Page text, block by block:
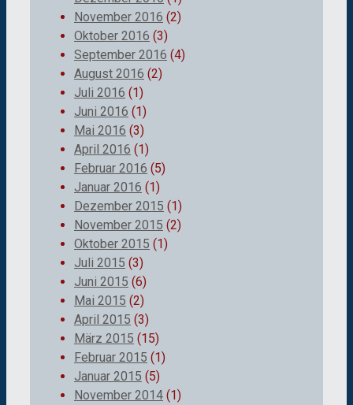
November 2016 (2)
Oktober 2016 (3)
September 2016 (4)
August 2016 (2)
Juli 2016 (1)
Juni 2016 (1)
Mai 2016 (3)
April 2016 (1)
Februar 2016 (5)
Januar 2016 (1)
Dezember 2015 (1)
November 2015 (2)
Oktober 2015 (1)
Juli 2015 (3)
Juni 2015 (6)
Mai 2015 (2)
April 2015 (3)
März 2015 (15)
Februar 2015 (1)
Januar 2015 (5)
November 2014 (1)